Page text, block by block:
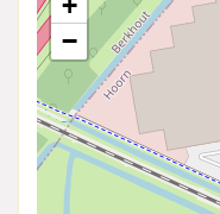
−